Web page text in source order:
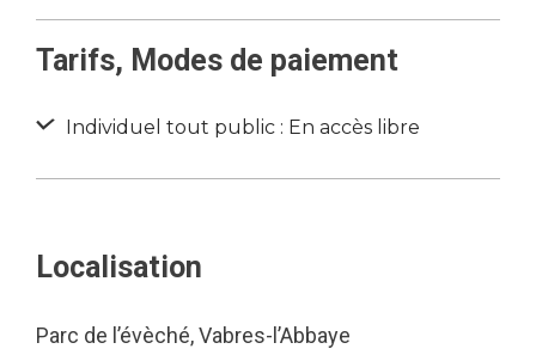
Tarifs, Modes de paiement
Individuel tout public : En accès libre
Localisation
Parc de l’évèché, Vabres-l’Abbaye